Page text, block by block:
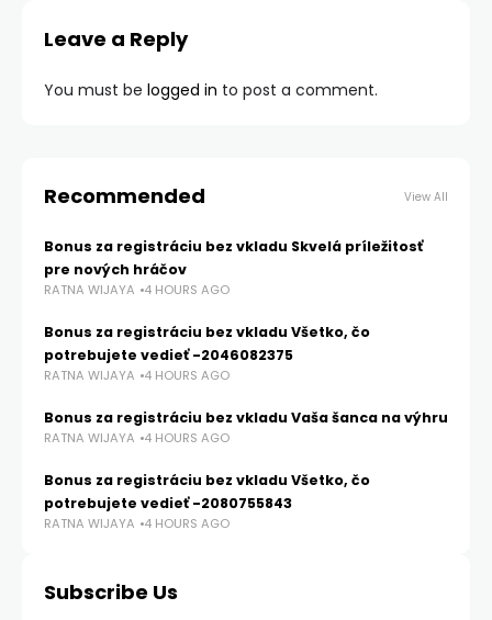
Leave a Reply
You must be logged in to post a comment.
Recommended View All
Bonus za registráciu bez vkladu Skvelá príležitosť
pre nových hráčov
RATNA WIJAYA 4 HOURS AGO
Bonus za registráciu bez vkladu Všetko, čo
potrebujete vedieť -2046082375
RATNA WIJAYA 4 HOURS AGO
Bonus za registráciu bez vkladu Vaša šanca na výhru
RATNA WIJAYA 4 HOURS AGO
Bonus za registráciu bez vkladu Všetko, čo
potrebujete vedieť -2080755843
RATNA WIJAYA 4 HOURS AGO
Subscribe Us